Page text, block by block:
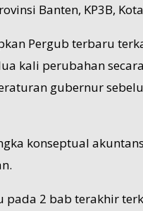
Banten, KP3B,
Pergub terbaru
kali perubahan
gubernur
konseptual
2 bab terakhir